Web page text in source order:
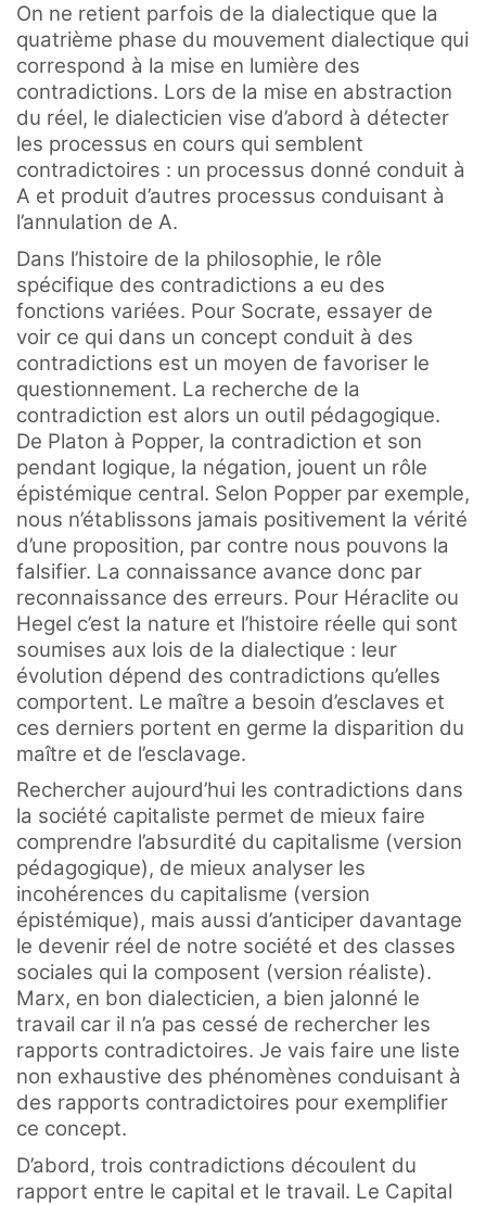
On ne retient parfois de la dialectique que la
quatrième phase du mouvement dialectique qui
correspond à la mise en lumière des
contradictions. Lors de la mise en abstraction
du réel, le dialecticien vise d’abord à détecter
les processus en cours qui semblent
contradictoires : un processus donné conduit à
A et produit d’autres processus conduisant à
l’annulation de A.
Dans l’histoire de la philosophie, le rôle
spécifique des contradictions a eu des
fonctions variées. Pour Socrate, essayer de
voir ce qui dans un concept conduit à des
contradictions est un moyen de favoriser le
questionnement. La recherche de la
contradiction est alors un outil pédagogique.
De Platon à Popper, la contradiction et son
pendant logique, la négation, jouent un rôle
épistémique central. Selon Popper par exemple,
nous n’établissons jamais positivement la vérité
d’une proposition, par contre nous pouvons la
falsifier. La connaissance avance donc par
reconnaissance des erreurs. Pour Héraclite ou
Hegel c’est la nature et l’histoire réelle qui sont
soumises aux lois de la dialectique : leur
évolution dépend des contradictions qu’elles
comportent. Le maître a besoin d’esclaves et
ces derniers portent en germe la disparition du
maître et de l’esclavage.
Rechercher aujourd’hui les contradictions dans
la société capitaliste permet de mieux faire
comprendre l’absurdité du capitalisme (version
pédagogique), de mieux analyser les
incohérences du capitalisme (version
épistémique), mais aussi d’anticiper davantage
le devenir réel de notre société et des classes
sociales qui la composent (version réaliste).
Marx, en bon dialecticien, a bien jalonné le
travail car il n’a pas cessé de rechercher les
rapports contradictoires. Je vais faire une liste
non exhaustive des phénomènes conduisant à
des rapports contradictoires pour exemplifier
ce concept.
D’abord, trois contradictions découlent du
rapport entre le capital et le travail. Le Capital